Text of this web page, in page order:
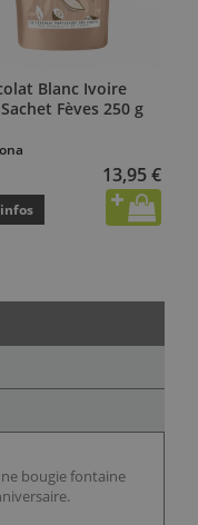
Blanc Ivoire
Fèves 250 g
13,95 €
bougie fontaine